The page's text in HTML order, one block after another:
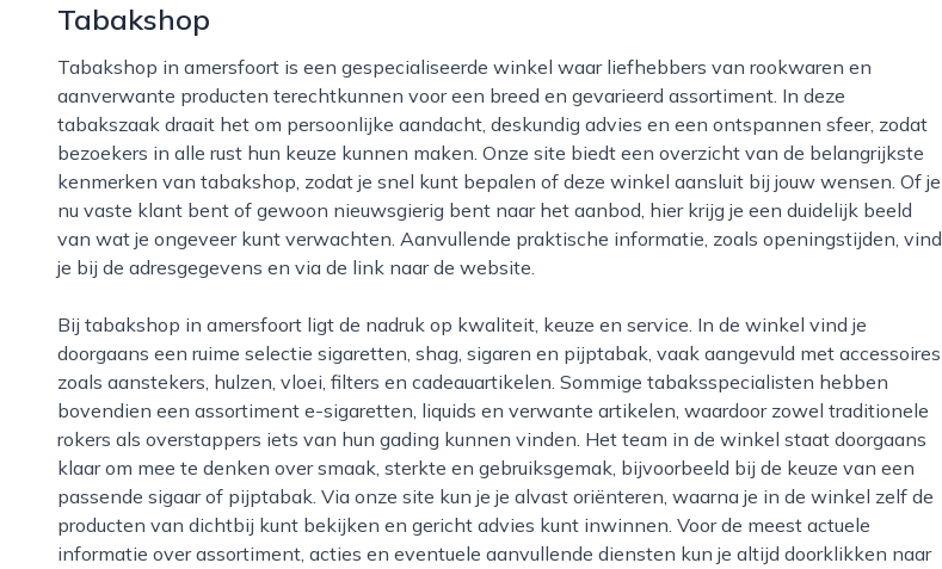
Tabakshop
Tabakshop in amersfoort is een gespecialiseerde winkel waar liefhebbers van rookwaren en
aanverwante producten terechtkunnen voor een breed en gevarieerd assortiment. In deze
tabakszaak draait het om persoonlijke aandacht, deskundig advies en een ontspannen sfeer, zodat
bezoekers in alle rust hun keuze kunnen maken. Onze site biedt een overzicht van de belangrijkste
kenmerken van tabakshop, zodat je snel kunt bepalen of deze winkel aansluit bij jouw wensen. Of je
nu vaste klant bent of gewoon nieuwsgierig bent naar het aanbod, hier krijg je een duidelijk beeld
van wat je ongeveer kunt verwachten. Aanvullende praktische informatie, zoals openingstijden, vind
je bij de adresgegevens en via de link naar de website.
Bij tabakshop in amersfoort ligt de nadruk op kwaliteit, keuze en service. In de winkel vind je
doorgaans een ruime selectie sigaretten, shag, sigaren en pijptabak, vaak aangevuld met accessoires
zoals aanstekers, hulzen, vloei, filters en cadeauartikelen. Sommige tabaksspecialisten hebben
bovendien een assortiment e-sigaretten, liquids en verwante artikelen, waardoor zowel traditionele
rokers als overstappers iets van hun gading kunnen vinden. Het team in de winkel staat doorgaans
klaar om mee te denken over smaak, sterkte en gebruiksgemak, bijvoorbeeld bij de keuze van een
passende sigaar of pijptabak. Via onze site kun je je alvast oriënteren, waarna je in de winkel zelf de
producten van dichtbij kunt bekijken en gericht advies kunt inwinnen. Voor de meest actuele
informatie over assortiment, acties en eventuele aanvullende diensten kun je altijd doorklikken naar